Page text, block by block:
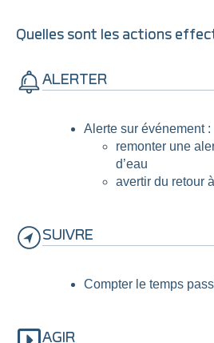
Quelles sont les actions
ALERTER
Alerte sur événement :
remonter une
d’eau
avertir du retour
SUIVRE
Compter le temps
AGIR